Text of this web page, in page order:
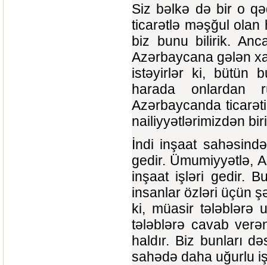
Siz bəlkə də bir o
ticarətlə məşğul olan
biz bunu bilirik.
Azərbaycana gələn
istəyirlər ki, bütün
harada onlardan
Azərbaycanda
nailiyyətlərimizdən
İndi inşaat
gedir. Ümumiyyətlə,
inşaat işləri gedir.
insanlar özləri üçün
ki, müasir tələblərə
tələblərə cavab
haldır. Biz bunları
sahədə daha uğurlu